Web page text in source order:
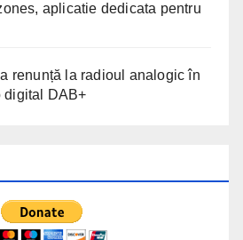
aplicatie dedicata pentru
renunță la radioul analogic în
digital DAB+